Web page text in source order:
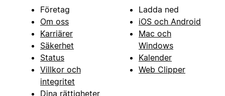
Företag
Om oss
Karriärer
Säkerhet
Status
Villkor och
integritet
Dina rättigheter
Ladda ned
iOS och Android
Mac och
Windows
Kalender
Web Clipper